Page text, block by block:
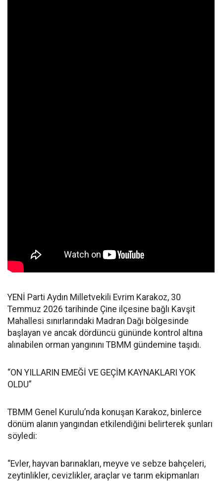
YENİ Parti Aydın Milletvekili Evrim Karakoz, 30
Temmuz 2026 tarihinde Çine ilçesine bağlı Kavşit
Mahallesi sınırlarındaki Madran Dağı bölgesinde
başlayan ve ancak dördüncü gününde kontrol altına
alınabilen orman yangınını TBMM gündemine taşıdı.
“ON YILLARIN EMEĞİ VE GEÇİM KAYNAKLARI YOK
OLDU”
TBMM Genel Kurulu’nda konuşan Karakoz, binlerce
dönüm alanın yangından etkilendiğini belirterek şunları
söyledi:
“Evler, hayvan barınakları, meyve ve sebze bahçeleri,
zeytinlikler, cevizlikler, araçlar ve tarım ekipmanları